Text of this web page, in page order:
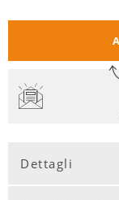
Dettagli